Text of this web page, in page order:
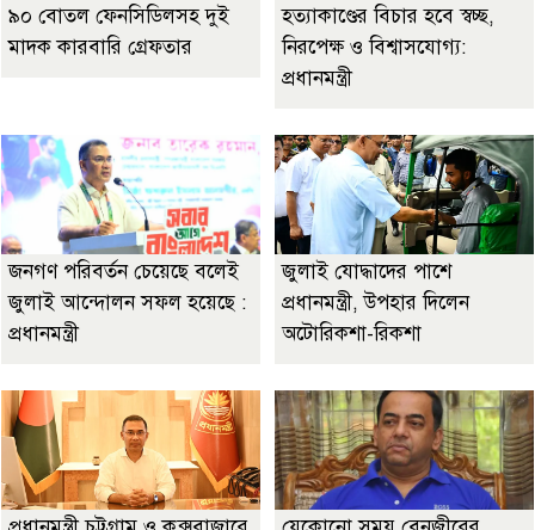
৯০ বোতল ফেনসিডিলসহ দুই
মাদক কারবারি গ্রেফতার
হত্যাকাণ্ডের বিচার হবে স্বচ্ছ,
নিরপেক্ষ ও বিশ্বাসযোগ্য:
প্রধানমন্ত্রী
জনগণ পরিবর্তন চেয়েছে বলেই
জুলাই আন্দোলন সফল হয়েছে :
প্রধানমন্ত্রী
জুলাই যোদ্ধাদের পাশে
প্রধানমন্ত্রী, উপহার দিলেন
অটোরিকশা-রিকশা